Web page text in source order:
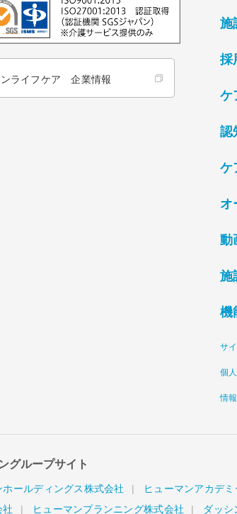
ンライフケア 企業情報
施
採
ケ
認
ケ
オ
動
施
機
サ
個
情
グループサイト
ホールディングス株式会社 ヒューマンアカデ
社
ヒューマンプランニング株式会社 ダッシ